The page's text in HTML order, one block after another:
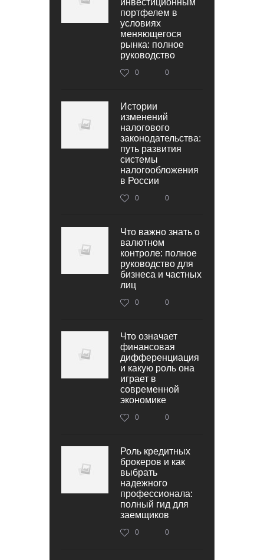
портфелем в
условиях
меняющегося
рынка: полное
руководство
0 0
Истории
изменений
налогового
законодательства:
путь развития
системы
налогообложения
в России
0 0
Что важно знать о
валютном
контроле: полное
руководство для
бизнеса и частных
лиц
0 0
Что означает
финансовая
дифференциация
и какую роль она
играет в
современной
экономике
0 0
Роль кредитных
брокеров и как
выбрать
надежного
профессионала:
полный гид для
заемщиков
0 0